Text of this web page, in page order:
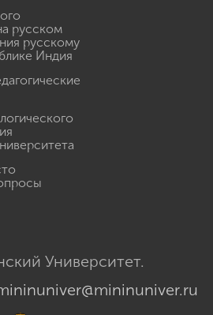
русском
русскому
Индия
Университет.